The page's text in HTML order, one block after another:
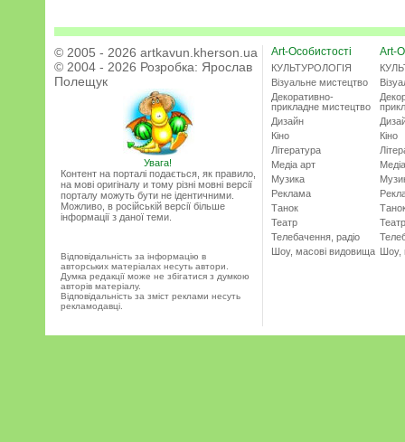
© 2005 - 2026 artkavun.kherson.ua
© 2004 - 2026 Розробка: Ярослав
Полещук
Увага!
Контент на порталі подається, як правило,
на мові оригіналу и тому різні мовні версії
порталу можуть бути не ідентичними.
Можливо, в російській версії більше
інформації з даної теми.
Відповідальність за інформацію в
авторських матеріалах несуть автори.
Думка редакції може не збігатися з думкою
авторів матеріалу.
Відповідальність за зміст реклами несуть
рекламодавці.
Art-Особистості
КУЛЬТУРОЛОГІЯ
Візуальне мистецтво
Декоративно-
прикладне мистецтво
Дизайн
Кіно
Література
Медіа арт
Музика
Реклама
Танок
Театр
Телебачення, радіо
Шоу, масові видовища
Art-
Кіно
Театр
Шоу,